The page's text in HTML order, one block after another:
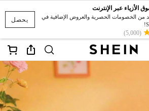
يحصل
الأزياء عبر الإنترنت
من الخصومات الحصرية والعروض الإضافية في
(5,000)